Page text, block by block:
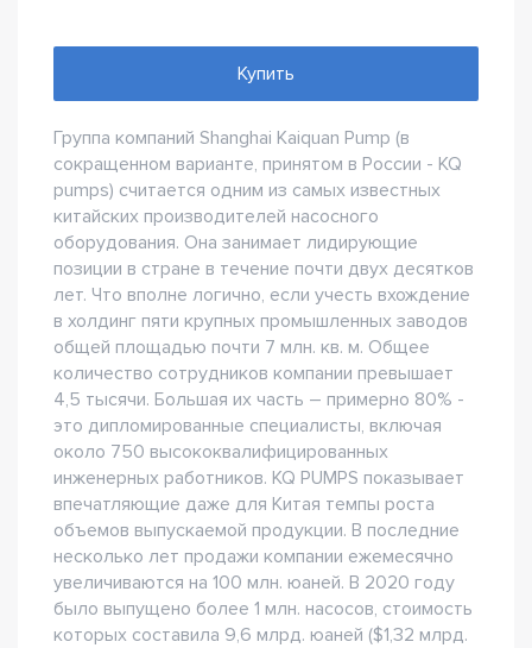
Купить
Группа компаний Shanghai Kaiquan Pump (в
сокращенном варианте, принятом в России - KQ
pumps) считается одним из самых известных
китайских производителей насосного
оборудования. Она занимает лидирующие
позиции в стране в течение почти двух десятков
лет. Что вполне логично, если учесть вхождение
в холдинг пяти крупных промышленных заводов
общей площадью почти 7 млн. кв. м. Общее
количество сотрудников компании превышает
4,5 тысячи. Большая их часть – примерно 80% -
это дипломированные специалисты, включая
около 750 высококвалифицированных
инженерных работников. KQ PUMPS показывает
впечатляющие даже для Китая темпы роста
объемов выпускаемой продукции. В последние
несколько лет продажи компании ежемесячно
увеличиваются на 100 млн. юаней. В 2020 году
было выпущено более 1 млн. насосов, стоимость
которых составила 9,6 млрд. юаней ($1,32 млрд.